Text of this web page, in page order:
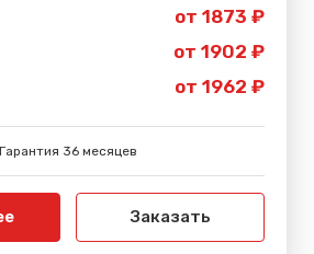
от 1873 ₽
от 1902 ₽
от 1962 ₽
Гарантия 36 месяцев
Заказать